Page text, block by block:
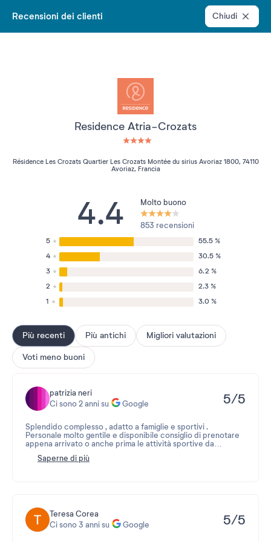
Recensioni dei clienti Chiudi
Residence Atria-Crozats
Résidence Les Crozats Quartier Les Crozats Montée du sirius Avoriaz 1800, 74110
Avoriaz, Francia
4.4 Molto buono
853 recensioni
5
55.5 %
4
30.5 %
3
6.2 %
2
2.3 %
1
3.0 %
Più recenti Più antichi Migliori valutazioni
Voti meno buoni
patrizia neri
Ci sono 2 anni su
Google 5/5
Splendido complesso , adatto a famiglie e sportivi .
Personale molto gentile e disponibile consiglio di prenotare
appena arrivato o anche prima le attività sportive da
Saperne di più
Teresa Corea
Ci sono 3 anni su
Google 5/5